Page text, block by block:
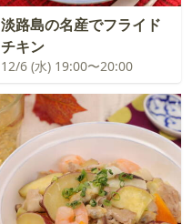
淡路島の名産でフライド
チキン
12/6 (水) 19:00〜20:00